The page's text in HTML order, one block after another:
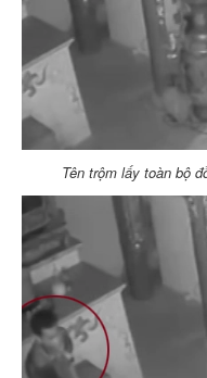
Tên trộm lấy toàn bộ